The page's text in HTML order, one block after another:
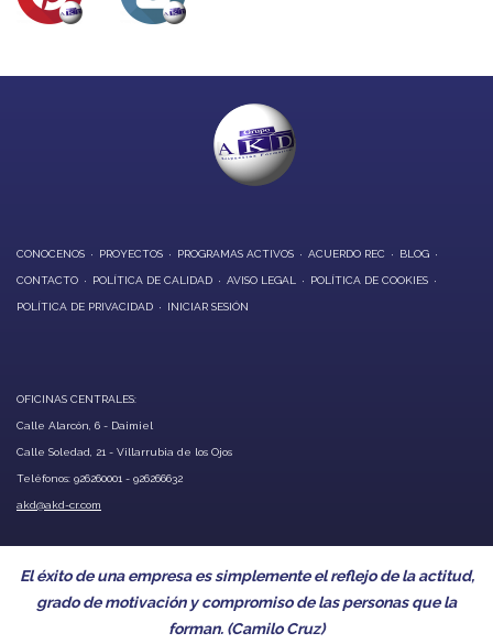
CONOCENOS PROYECTOS PROGRAMAS ACTIVOS ACUERDO REC BLOG
CONTACTO POLÍTICA DE CALIDAD AVISO LEGAL POLÍTICA DE COOKIES
POLÍTICA DE PRIVACIDAD INICIAR SESIÓN
OFICINAS CENTRALES:
Calle Alarcón, 6 - Daimiel
Calle Soledad, 21 - Villarrubia de los Ojos
Teléfonos: 926260001 - 926266632
akd@akd-cr.com
El éxito de una empresa es simplemente el reflejo de la actitud,
grado de motivación y compromiso de las personas que la
forman. (Camilo Cruz)